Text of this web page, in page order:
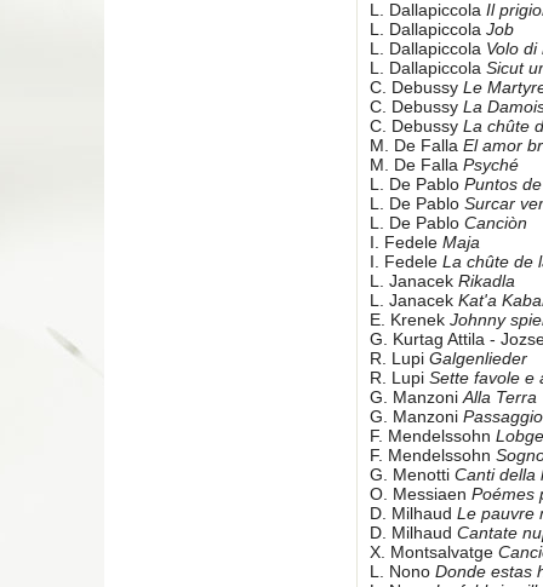
L. Dallapiccola Il
L. Dallapiccola Job
L. Dallapiccola Volo di
L. Dallapiccola Sicut
C. Debussy Le
C. Debussy La
C. Debussy La chûte
M. De Falla El amor
M. De Falla Psyché
L. De Pablo Puntos
L. De Pablo Surcar
L. De Pablo Canciòn
I. Fedele Maja
I. Fedele La chûte de
L. Janacek Rikadla
L. Janacek Kat'a
E. Krenek Johnny
G. Kurtag Attila -
R. Lupi Galgenlieder
R. Lupi Sette favole e
G. ManzoniAlla Terra
G. Manzoni
F. Mendelssohn
F. Mendelssohn
G. Menotti Canti della
O. Messiaen Poémes
D. Milhaud Le pauvre
D. Milhaud Cantate
X. Montsalvatge
L. Nono Donde estas